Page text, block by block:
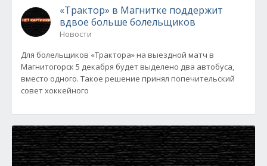
«Трактор» в Магнитке поддержит
вдвое больше болельщиков
Новости
Для болельщиков «Трактора» на выездной матч в
Магнитогорск 5 декабря будет выделено два автобуса,
вместо одного. Такое решение принял попечительский
совет хоккейного